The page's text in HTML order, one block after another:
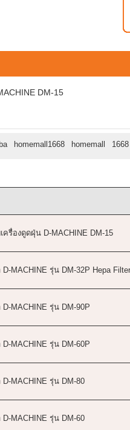
DM-15
homemall1668 homemall 1668
ครื่องดูดฝุ่น D-MACHINE DM-15
MACHINE รุ่น DM-32P Hepa Filter
MACHINE รุ่น DM-90P
MACHINE รุ่น DM-60P
MACHINE รุ่น DM-80
MACHINE รุ่น DM-60